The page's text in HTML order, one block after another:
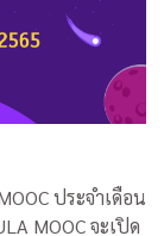
ประจำเดือน